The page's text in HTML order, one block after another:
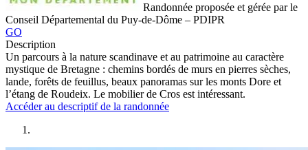
Randonnée proposée et gérée par le
Conseil Départemental du Puy-de-Dôme – PDIPR
GO
Description
Un parcours à la nature scandinave et au patrimoine au caractère
mystique de Bretagne : chemins bordés de murs en pierres sèches,
lande, forêts de feuillus, beaux panoramas sur les monts Dore et
l’étang de Roudeix. Le mobilier de Cros est intéressant.
Accéder au descriptif de la randonnée